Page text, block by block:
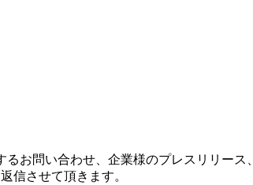
るお問い合わせ、企業様のプレスリリース、
信させて頂きます。